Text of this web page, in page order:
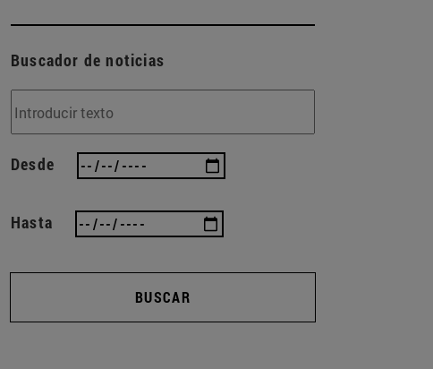
Buscador de noticias
Desde
Hasta
BUSCAR